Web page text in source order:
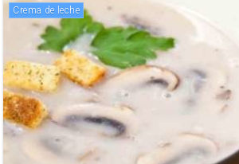
crema de leche